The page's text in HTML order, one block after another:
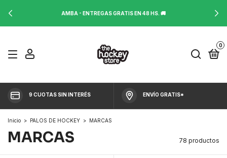
ENVÍOS GRATIS A TODO 🇦🇷 (COMPRAS SUPERIORES A $200.000)
0
9 CUOTAS SIN INTERÉS ENVÍO GRATIS*
Inicio > PALOS DE HOCKEY > MARCAS
MARCAS 78 productos